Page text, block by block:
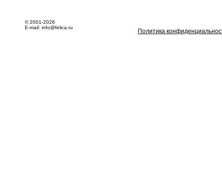
© 2001-2026
E-mail: info@felica.ru
Политика